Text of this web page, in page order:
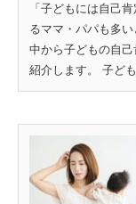
「子どもには自己
るママ・パパも多
中から子どもの自
紹介します。 子ど